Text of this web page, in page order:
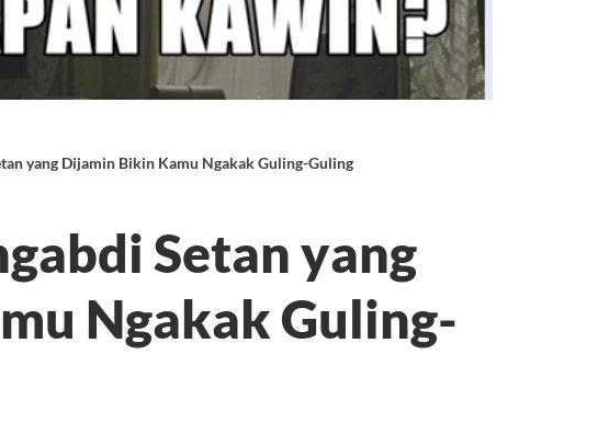
yang Dijamin Bikin Kamu Ngakak Guling-Guling
Setan yang
Ngakak Guling-